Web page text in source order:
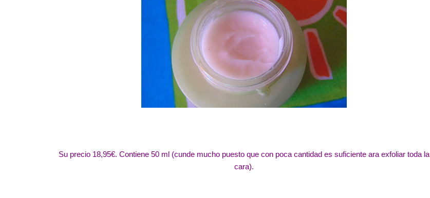
Su precio 18,95€. Contiene 50 ml (cunde mucho puesto que con poca cantidad es suficiente ara exfoliar toda la
cara).